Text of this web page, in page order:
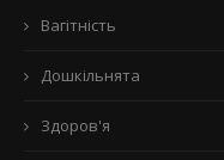
Вагітність
Дошкільнята
Здоров'я